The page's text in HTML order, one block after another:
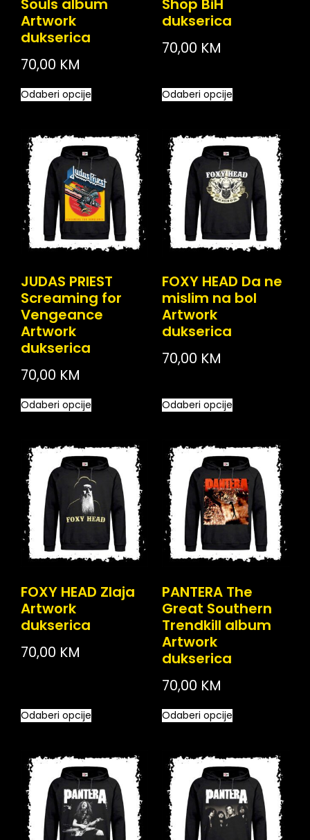
Souls album
Artwork
dukserica
70,00 KM
Odaberi opcije
Shop BiH
dukserica
70,00 KM
Odaberi opcije
JUDAS PRIEST
Screaming for
Vengeance
Artwork
dukserica
70,00 KM
Odaberi opcije
FOXY HEAD Da ne
mislim na bol
Artwork
dukserica
70,00 KM
Odaberi opcije
FOXY HEAD Zlaja
Artwork
dukserica
70,00 KM
Odaberi opcije
PANTERA The
Great Southern
Trendkill album
Artwork
dukserica
70,00 KM
Odaberi opcije